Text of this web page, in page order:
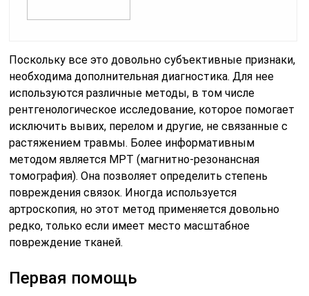
Поскольку все это довольно субъективные признаки,
необходима дополнительная диагностика. Для нее
используются различные методы, в том числе
рентгенологическое исследование, которое помогает
исключить вывих, перелом и другие, не связанные с
растяжением травмы. Более информативным
методом является МРТ (магнитно-резонансная
томография). Она позволяет определить степень
повреждения связок. Иногда используется
артроскопия, но этот метод применяется довольно
редко, только если имеет место масштабное
повреждение тканей.
Первая помощь